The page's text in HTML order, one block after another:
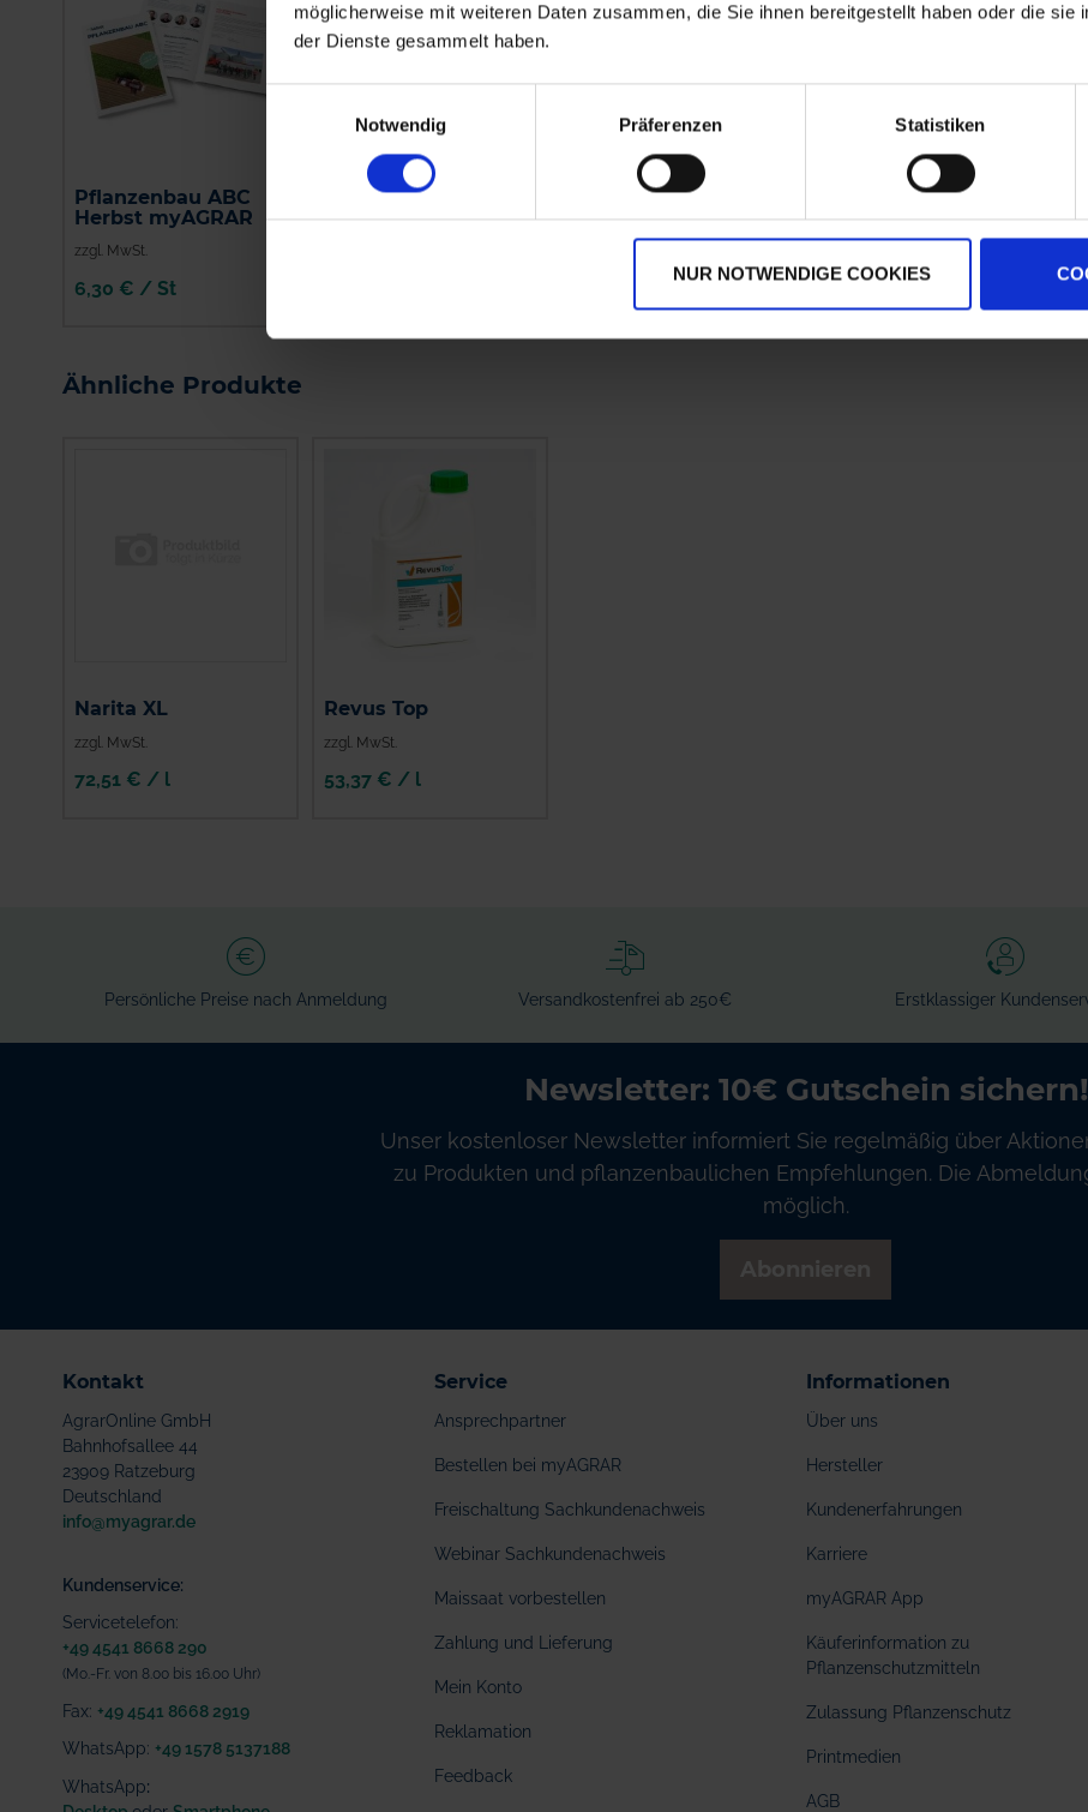
möglicherweise mit weiteren Daten zusammen, die Sie ihnen bereitgestellt haben oder die sie
der Dienste gesammelt haben.
Einwilligungsauswahl
Notwendig
Präferenzen Statistiken
NUR NOTWENDIGE COOKIES
Pflanzenbau ABC
Herbst myAGRAR
zzgl. MwSt.
6,30 € / St 22,71 € / l
Ähnliche Produkte
Narita XL
zzgl. MwSt.
72,51 € / l
Revus Top
zzgl. MwSt.
53,37 € / l
Persönliche Preise nach Anmeldung Versandkostenfrei ab 250€ Erstklassiger
Newsletter: 10€ Gutschein sichern!
Unser kostenloser Newsletter informiert Sie regelmäßig über
zu Produkten und pflanzenbaulichen Empfehlungen. Die
möglich.
Kontakt
AgrarOnline GmbH
Bahnhofsallee 44
23909 Ratzeburg
Deutschland
info@myagrar.de
Kundenservice:
Servicetelefon:
+49 4541 8668 290
(Mo.-Fr. von 8.00 bis 16.00 Uhr)
Fax: +49 4541 8668 2919
WhatsApp: +49 1578 5137188
WhatsApp:
Service
Ansprechpartner
Bestellen bei myAGRAR
Freischaltung Sachkundenachweis
Webinar Sachkundenachweis
Maissaat vorbestellen
Zahlung und Lieferung
Mein Konto
Reklamation
Feedback
Informationen
Über uns
Hersteller
Kundenerfahrungen
Karriere
myAGRAR App
Käuferinformation zu
Pflanzenschutzmitteln
Zulassung Pflanzenschutz
Printmedien
AGB